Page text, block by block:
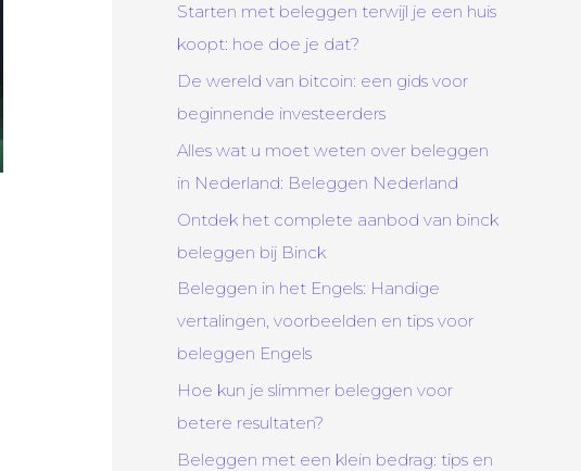
Starten met beleggen terwijl je een huis
koopt: hoe doe je dat?
De wereld van bitcoin: een gids voor
beginnende investeerders
Alles wat u moet weten over beleggen
in Nederland: Beleggen Nederland
Ontdek het complete aanbod van binck
beleggen bij Binck
Beleggen in het Engels: Handige
vertalingen, voorbeelden en tips voor
beleggen Engels
Hoe kun je slimmer beleggen voor
betere resultaten?
Beleggen met een klein bedrag: tips en